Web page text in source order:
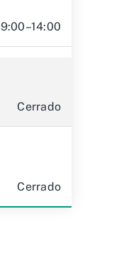
9:00–14:00
Cerrado
Cerrado